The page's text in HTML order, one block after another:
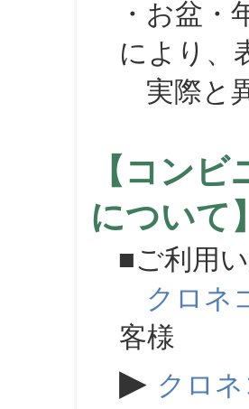
・お盆・
により、
実際と異
【コン
につい
■ご利用
クロネ
客様
▶ クロ